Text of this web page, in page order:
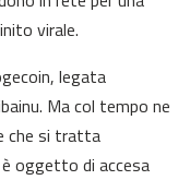
virale.
legata
Ma col tempo ne
che si tratta
oggetto di accesa